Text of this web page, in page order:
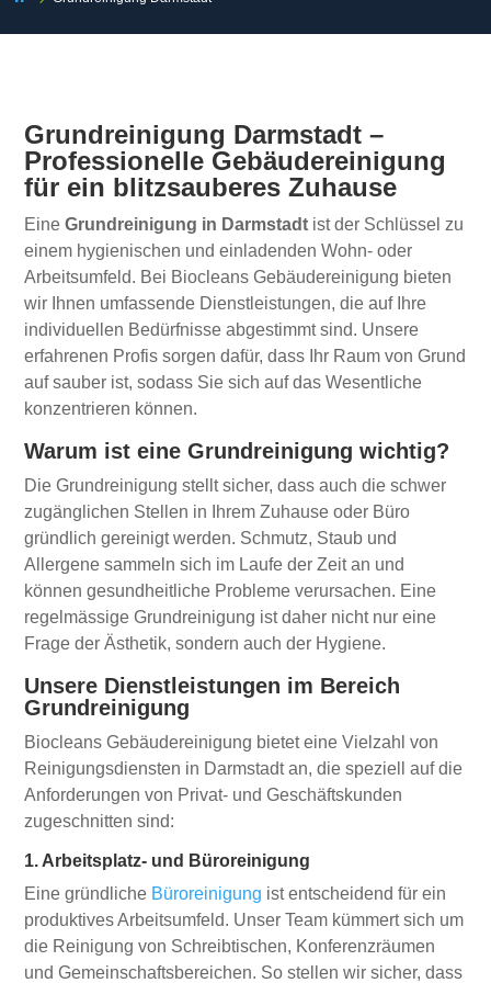
Grundreinigung Darmstadt –
Professionelle Gebäudereinigung
für ein blitzsauberes Zuhause
EineGrundreinigung in Darmstadt ist der Schlüssel zu
einem hygienischen und einladenden Wohn- oder
Arbeitsumfeld. Bei Biocleans Gebäudereinigung bieten
wir Ihnen umfassende Dienstleistungen, die auf Ihre
individuellen Bedürfnisse abgestimmt sind. Unsere
erfahrenen Profis sorgen dafür, dass Ihr Raum von Grund
auf sauber ist, sodass Sie sich auf das Wesentliche
konzentrieren können.
Warum ist eine Grundreinigung wichtig?
Die Grundreinigung stellt sicher, dass auch die schwer
zugänglichen Stellen in Ihrem Zuhause oder Büro
gründlich gereinigt werden. Schmutz, Staub und
Allergene sammeln sich im Laufe der Zeit an und
können gesundheitliche Probleme verursachen. Eine
regelmässige Grundreinigung ist daher nicht nur eine
Frage der Ästhetik, sondern auch der Hygiene.
Unsere Dienstleistungen im Bereich
Grundreinigung
Biocleans Gebäudereinigung bietet eine Vielzahl von
Reinigungsdiensten in Darmstadt an, die speziell auf die
Anforderungen von Privat- und Geschäftskunden
zugeschnitten sind:
1. Arbeitsplatz- und Büroreinigung
Eine gründliche Büroreinigung ist entscheidend für ein
produktives Arbeitsumfeld. Unser Team kümmert sich um
die Reinigung von Schreibtischen, Konferenzräumen
und Gemeinschaftsbereichen. So stellen wir sicher, dass